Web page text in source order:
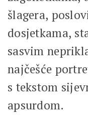
šlagera,
dosjetkama,
sasvim
najčešće
s tekstom
apsurdom.